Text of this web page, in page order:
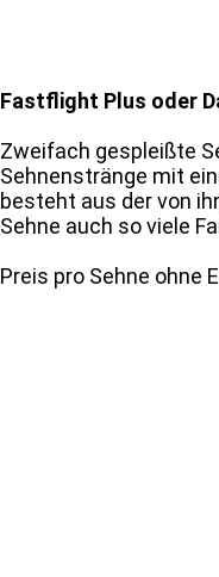
Fastflight Plus oder
Zweifach gespleißte
Sehnenstränge mit
besteht aus der von
Sehne auch so viele
Preis pro Sehne ohne